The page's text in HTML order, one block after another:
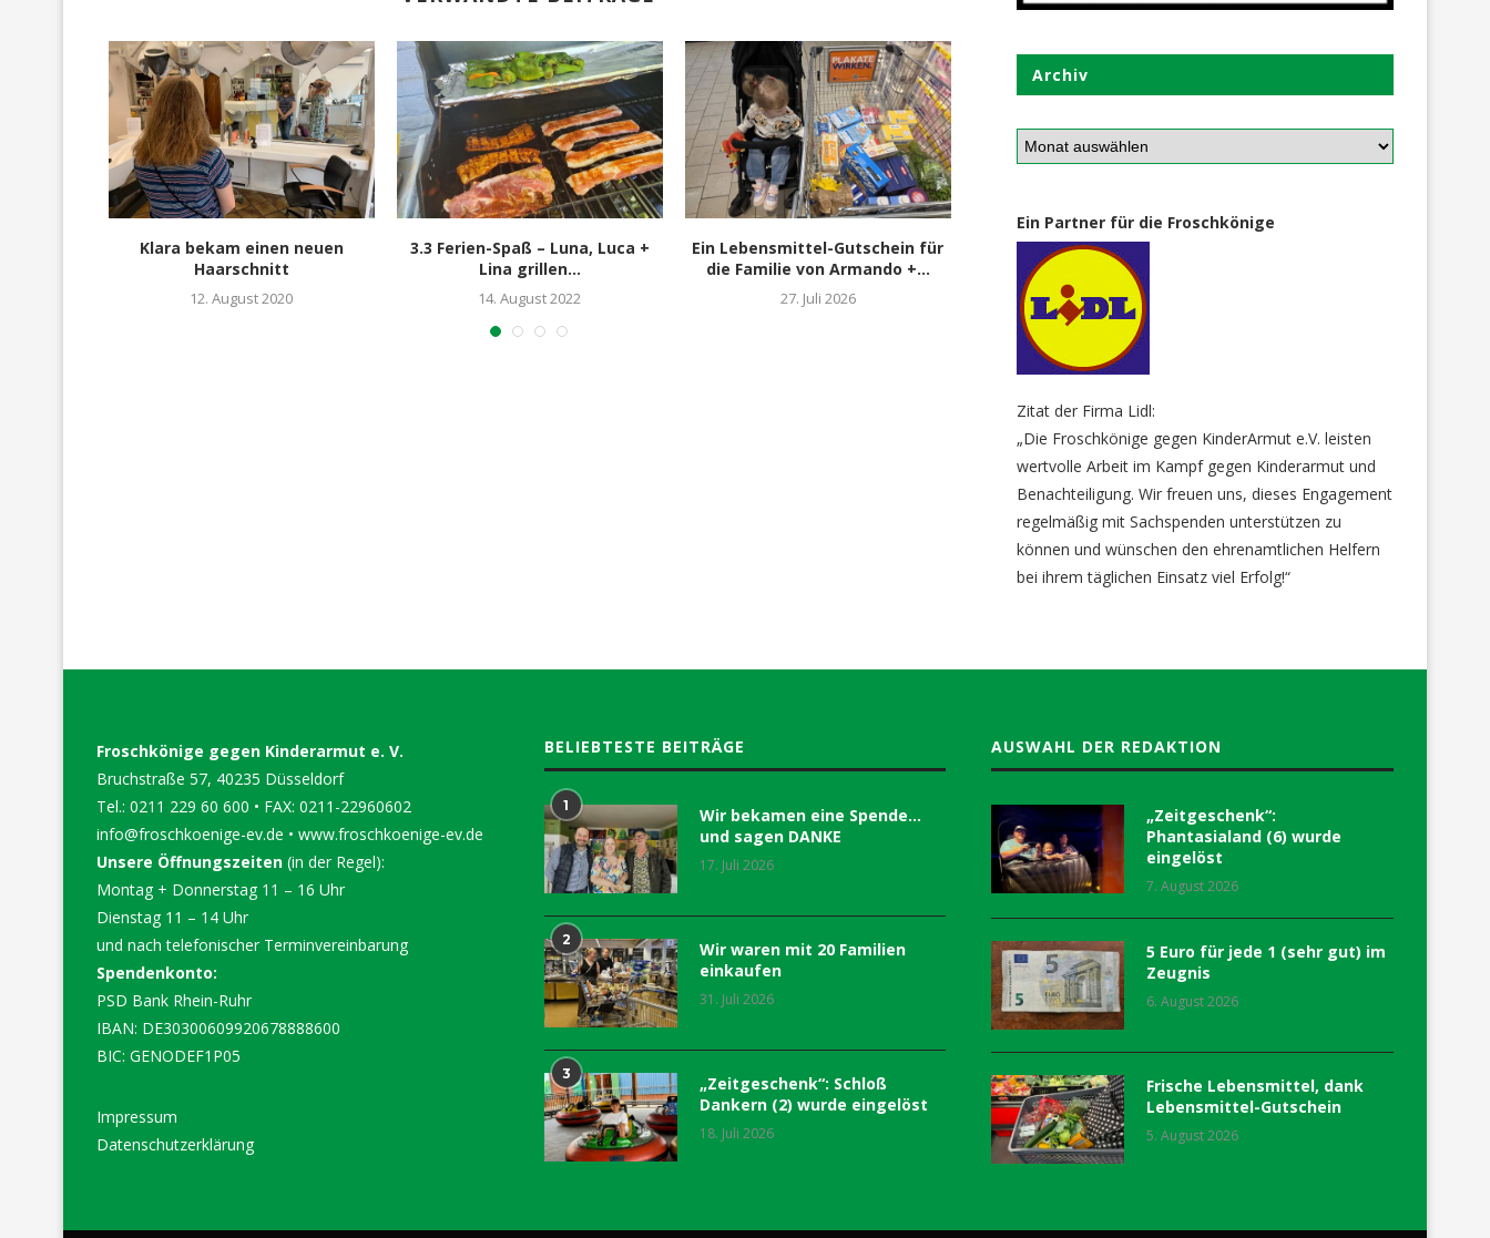
Klara bekam einen neuen
Haarschnitt
12. August 2020
3.3 Ferien-Spaß – Luna, Luca +
Lina grillen...
14. August 2022
Ein Lebensmittel-Gutschein für
die Familie von Armando +...
27. Juli 2026
Hier half ein Lebensmittel-
Gutschein
7. November 2025
Archiv
Ein Partner für die Froschkönige
Zitat der Firma Lidl:
„Die Froschkönige gegen KinderArmut e.V. leisten
wertvolle Arbeit im Kampf gegen Kinderarmut und
Benachteiligung. Wir freuen uns, dieses Engagement
regelmäßig mit Sachspenden unterstützen zu
können und wünschen den ehrenamtlichen Helfern
bei ihrem täglichen Einsatz viel Erfolg!“
Froschkönige gegen Kinderarmut e. V.
Bruchstraße 57, 40235 Düsseldorf
Tel.: 0211 229 60 600 • FAX: 0211-22960602
info@froschkoenige-ev.de • www.froschkoenige-ev.de
Unsere Öffnungszeiten (in der Regel):
Montag + Donnerstag 11 – 16 Uhr
Dienstag 11 – 14 Uhr
und nach telefonischer Terminvereinbarung
Spendenkonto:
PSD Bank Rhein-Ruhr
IBAN: DE30300609920678888600
BIC: GENODEF1P05
Impressum
Datenschutzerklärung
BELIEBTESTE BEITRÄGE
1
Wir bekamen eine Spende…
und sagen DANKE
17. Juli 2026
2
Wir waren mit 20 Familien
einkaufen
31. Juli 2026
3
„Zeitgeschenk“: Schloß
Dankern (2) wurde eingelöst
18. Juli 2026
AUSWAHL DER REDAKTION
„Zeitgeschenk“:
Phantasialand (6) wurde
eingelöst
7. August 2026
5 Euro für jede 1 (sehr gut) im
Zeugnis
6. August 2026
Frische Lebensmittel, dank
Lebensmittel-Gutschein
5. August 2026